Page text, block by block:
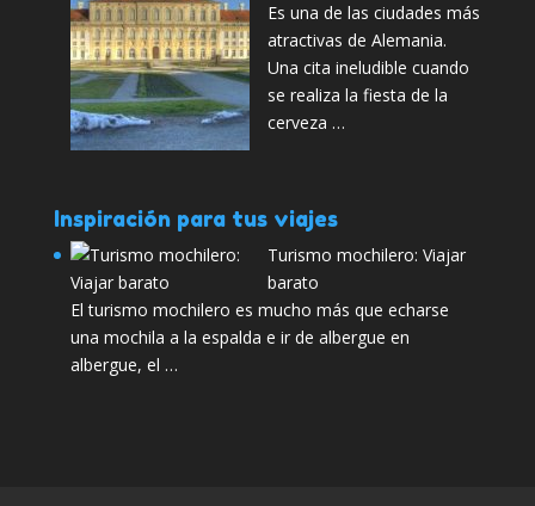
Es una de las ciudades más
atractivas de Alemania.
Una cita ineludible cuando
se realiza la fiesta de la
cerveza …
Inspiración para tus viajes
Turismo mochilero: Viajar
barato
El turismo mochilero es mucho más que echarse
una mochila a la espalda e ir de albergue en
albergue, el …